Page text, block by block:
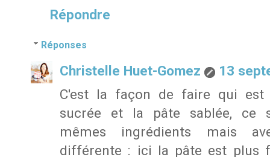
Répondre
Réponses
Christelle Huet-Gomez
13
C'est la façon de faire qui est
sucrée et la pâte sablée, ce
mêmes ingrédients mais
différente : ici la pâte est plus